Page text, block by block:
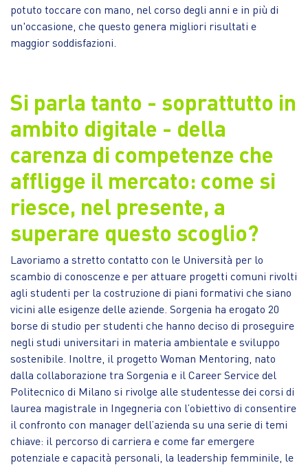
potuto toccare con mano, nel corso degli anni e in più di
un'occasione, che questo genera migliori risultati e
maggior soddisfazioni.
Si parla tanto - soprattutto in
ambito digitale - della
carenza di competenze che
affligge il mercato: come si
riesce, nel presente, a
superare questo scoglio?
Lavoriamo a stretto contatto con le Università per lo
scambio di conoscenze e per attuare progetti comuni rivolti
agli studenti per la costruzione di piani formativi che siano
vicini alle esigenze delle aziende. Sorgenia ha erogato 20
borse di studio per studenti che hanno deciso di proseguire
negli studi universitari in materia ambientale e sviluppo
sostenibile. Inoltre, il progetto Woman Mentoring, nato
dalla collaborazione tra Sorgenia e il Career Service del
Politecnico di Milano si rivolge alle studentesse dei corsi di
laurea magistrale in Ingegneria con l’obiettivo di consentire
il confronto con manager dell’azienda su una serie di temi
chiave: il percorso di carriera e come far emergere
potenziale e capacità personali, la leadership femminile, le